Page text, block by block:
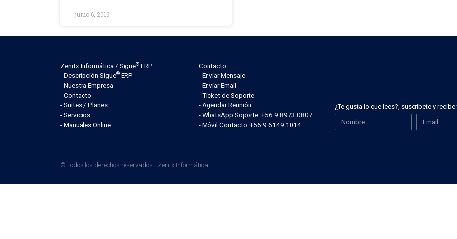
junio 6, 2019
Zenitx Informática / Sigue® ERP
- Descripción Sigue® ERP
- Nuestra Empresa
- Contacto
- Suites / Planes
- Servicios
- Manuales Online
Contacto
- Enviar Mensaje
- Enviar Email
- Ticket de Soporte
- Agendar Reunión
- WhatsApp Soporte: +56 9 8973 0807
- Móvil Contacto: +56 9 6149 1014
¿Te gusta lo que lees?, suscríbete y
© Todos los derechos reservados - Zenitx Informática